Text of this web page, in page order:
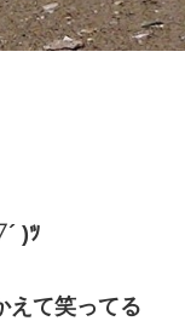
)ﾂ
えて笑ってる